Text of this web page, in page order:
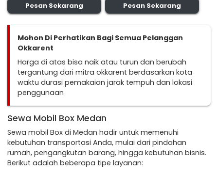
Pesan Sekarang Pesan Sekarang
Mohon Di Perhatikan Bagi Semua Pelanggan
Okkarent
Harga di atas bisa naik atau turun dan berubah
tergantung dari mitra okkarent berdasarkan kota
waktu durasi pemakaian jarak tempuh dan lokasi
penggunaan
Sewa Mobil Box Medan
Sewa mobil Box di Medan hadir untuk memenuhi
kebutuhan transportasi Anda, mulai dari pindahan
rumah, pengangkutan barang, hingga kebutuhan bisnis.
Berikut adalah beberapa tipe layanan: